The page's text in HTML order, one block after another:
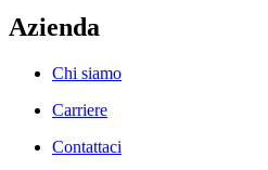
Azienda
Chi siamo
Carriere
Contattaci